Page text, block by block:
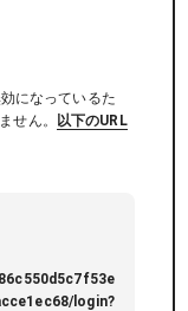
になっているた
せん。 以下のURL
login?